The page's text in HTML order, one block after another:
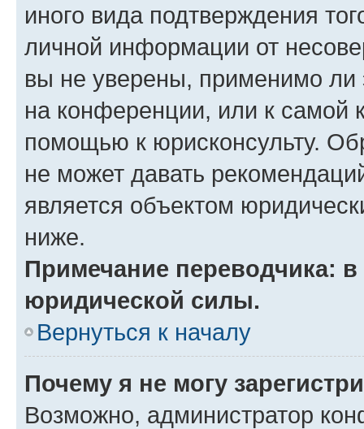
иного вида подтверждения
личной информации от
вы не уверены, применимо ли
на конференции, или к самой
помощью к юрисконсульту.
не может давать
является объектом
ниже.
Примечание переводчика:
юридической силы.
Вернуться к началу
Почему я не могу
Возможно, администратор